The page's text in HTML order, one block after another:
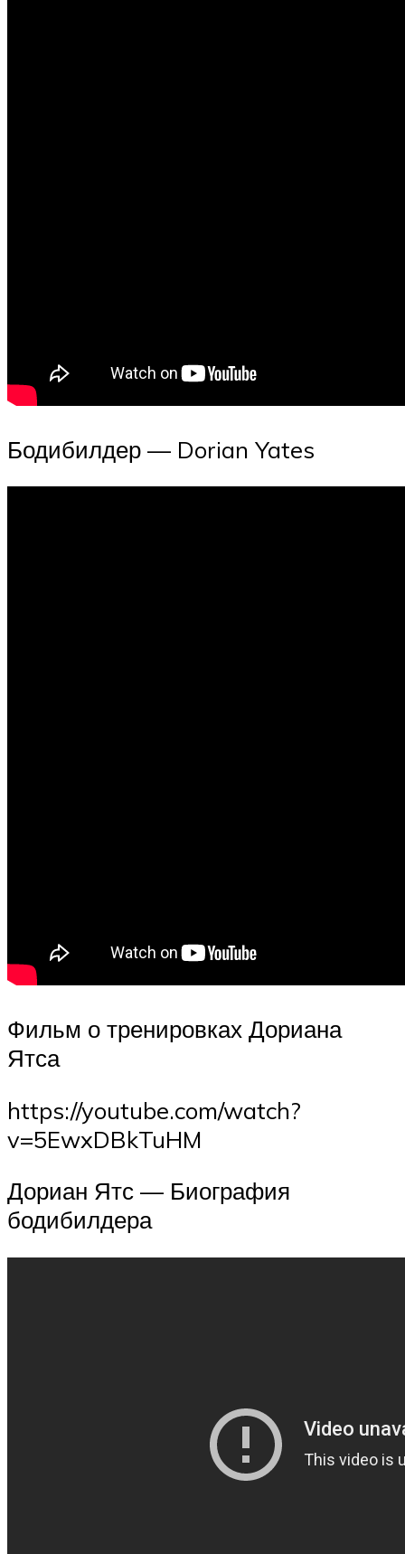
Бодибилдер — Dorian Yates
Фильм о тренировках Дориана
Ятса
https://youtube.com/watch?
v=5EwxDBkTuHM
Дориан Ятс — Биография
бодибилдера